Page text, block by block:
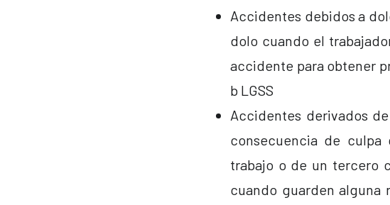
Accidentes debidos a
dolo cuando el
accidente para obtener
b LGSS
Accidentes derivados
consecuencia de
trabajo o de un tercero
cuando guarden alguna